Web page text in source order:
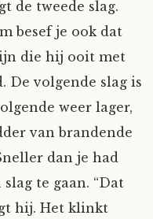
de tweede slag.
besef je ook dat
die hij ooit met
De volgende slag is
weer lager,
van brandende
dan je had
te gaan. “Dat
hij. Het klinkt